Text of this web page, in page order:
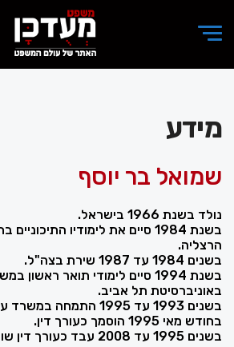
מידע
שמואל בר יוסף
נולד בשנת 1966 בישראל.
בשנת 1984 סיים את לימודיו התיכוניים
הרצליה.
בשנים 1984 עד 1987 שירת בצה"ל.
בשנת 1994 סיים לימודי תואר ראשון
באוניברסיטת תל אביב.
בשנים 1993 עד 1995 התמחה במשרד עורכי דין.
בחודש מאי 1995 הוסמך כעורך דין.
בשנים 1995 עד 2008 עבד